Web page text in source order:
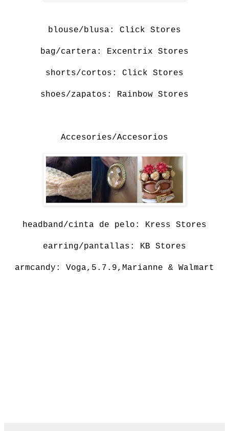
blouse/blusa: Click Stores
bag/cartera: Excentrix Stores
shorts/cortos: Click Stores
shoes/zapatos: Rainbow Stores
Accesories/Accesorios
headband/cinta de pelo: Kress Stores
earring/pantallas: KB Stores
armcandy: Voga,5.7.9,Marianne & Walmart